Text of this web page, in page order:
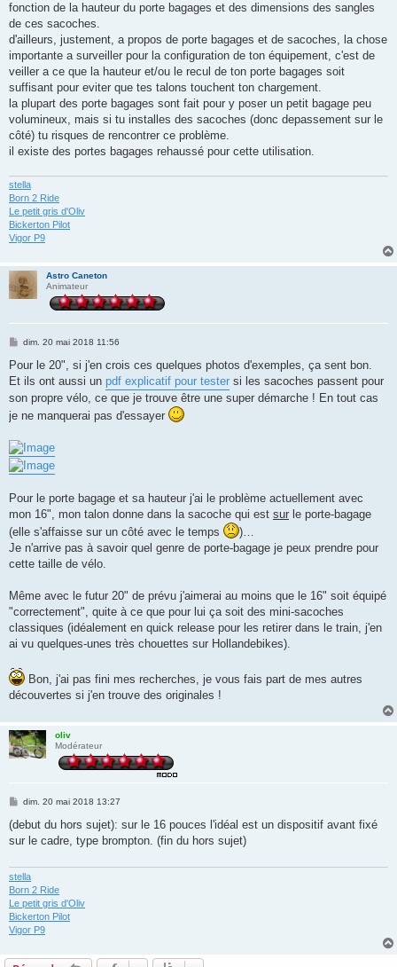
fonction de la hauteur du porte bagages et des dimensions des sangles
de ces sacoches.
d'ailleurs, justement, a propos de porte bagages et de sacoches, la chose
importante a surveiller pour la configuration de ton équipement, c'est de
veiller a ce que la hauteur et/ou le recul de ton porte bagages soit
suffisant pour eviter que tes talons touchent ton chargement.
la plupart des porte bagages sont fait pour y poser un petit bagage peu
volumineux, mais si tu installes des sacoches (donc depassement sur le
côté) tu risques de rencontrer ce problème.
il existe des portes bagages rehaussé pour cette utilisation.
stella
Born 2 Ride
Le petit gris d'Oliv
Bickerton Pilot
Vigor P9
Astro Caneton
Animateur
M
s
a
g
e
dim. 20 mai 2018 11:56
Pour le 20", si j'en crois ces quelques photos d'exemples, ça sent bon.
Et ils ont aussi un pdf explicatif pour tester si les sacoches passent pour
son propre vélo, ce que je trouve être une super démarche ! En tout cas
je ne manquerai pas d'essayer
Pour le porte bagage et sa hauteur j'ai le problème actuellement avec
mon 16", mon talon donne dans la sacoche qui est sur le porte-bagage
(elle s'affaisse sur un côté avec le temps
)…
Je n'arrive pas à savoir quel genre de porte-bagage je peux prendre pour
cette taille de vélo.
Même avec le futur 20" de prévu j'aimerai au moins que le 16" soit équipé
"correctement", quite à ce que pour lui ça soit des mini-sacoches
classiques (idéalement en quick release pour les retirer dans le train, j'en
ai vu quelques-unes très chouettes sur Hollandebikes).
Bon, j'ai pas fini mes recherches, je vous fais part de mes autres
découvertes si j'en trouve des originales !
oliv
Modérateur
M
s
a
dim. 20 mai 2018 13:27
(debut du hors sujet): sur le 16 pouces l'idéal est un dispositif avant fixé
sur le cadre, type brompton. (fin du hors sujet)
stella
Born 2 Ride
Le petit gris d'Oliv
Bickerton Pilot
Vigor P9